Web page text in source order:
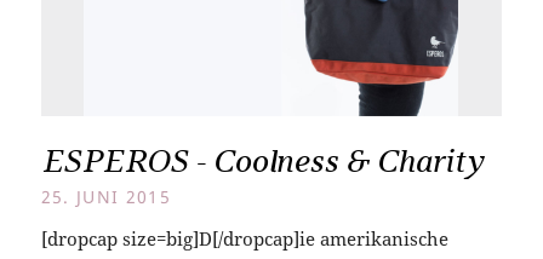
ESPEROS - Coolness & Charity
25. JUNI 2015
[dropcap size=big]D[/dropcap]ie amerikanische